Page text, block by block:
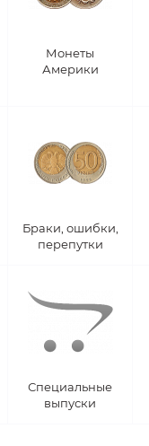
Монеты
Америки
Браки, ошибки,
перепутки
Специальные
выпуски